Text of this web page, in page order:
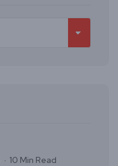
10 Min Read